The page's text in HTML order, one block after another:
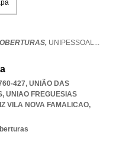
UNIPESSOAL...
427, UNIÃO DAS
, UNIAO FREGUESIAS
VILA NOVA FAMALICAO,